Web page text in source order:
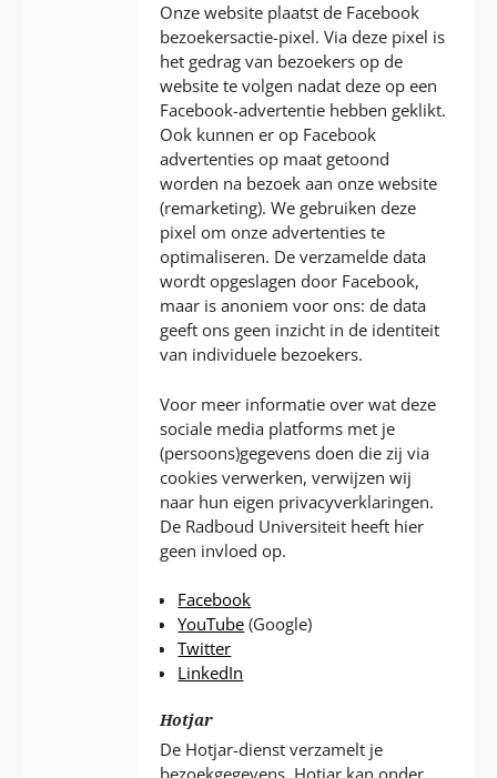
Onze website plaatst de Facebook
bezoekersactie-pixel. Via deze pixel is
het gedrag van bezoekers op de
website te volgen nadat deze op een
Facebook-advertentie hebben geklikt.
Ook kunnen er op Facebook
advertenties op maat getoond
worden na bezoek aan onze website
(remarketing). We gebruiken deze
pixel om onze advertenties te
optimaliseren. De verzamelde data
wordt opgeslagen door Facebook,
maar is anoniem voor ons: de data
geeft ons geen inzicht in de identiteit
van individuele bezoekers.
Voor meer informatie over wat deze
sociale media platforms met je
(persoons)gegevens doen die zij via
cookies verwerken, verwijzen wij
naar hun eigen privacyverklaringen.
De Radboud Universiteit heeft hier
geen invloed op.
Facebook
YouTube (Google)
Twitter
LinkedIn
Hotjar
De Hotjar-dienst verzamelt je
bezoekgegevens. Hotjar kan onder